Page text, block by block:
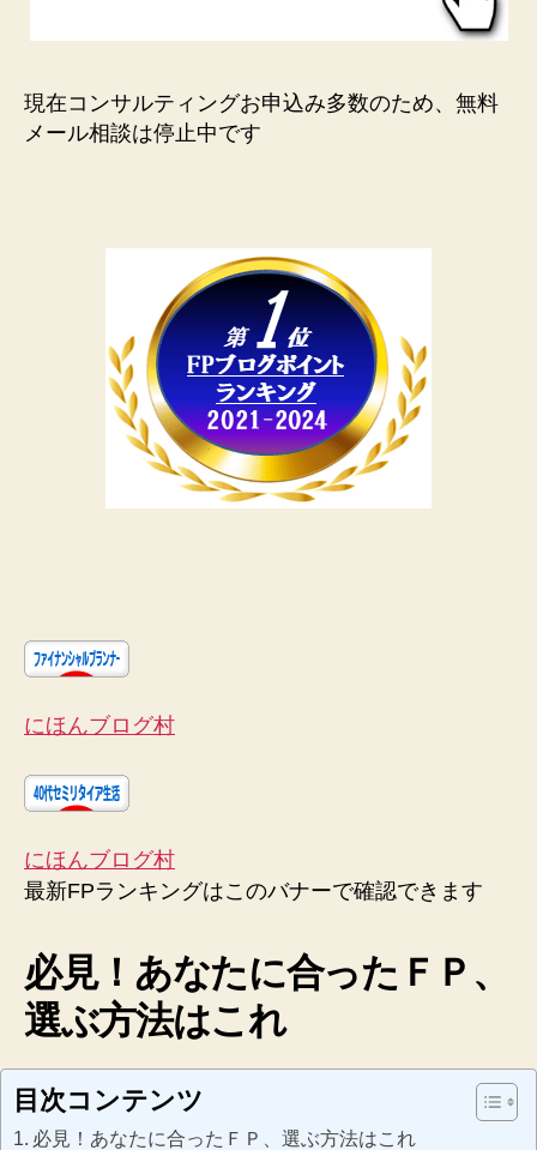
現在コンサルティングお申込み多数のため、無料
メール相談は停止中です
にほんブログ村
にほんブログ村
最新FPランキングはこのバナーで確認できます
必見！あなたに合ったＦＰ、
選ぶ方法はこれ
目次コンテンツ
必見！あなたに合ったＦＰ、選ぶ方法はこれ